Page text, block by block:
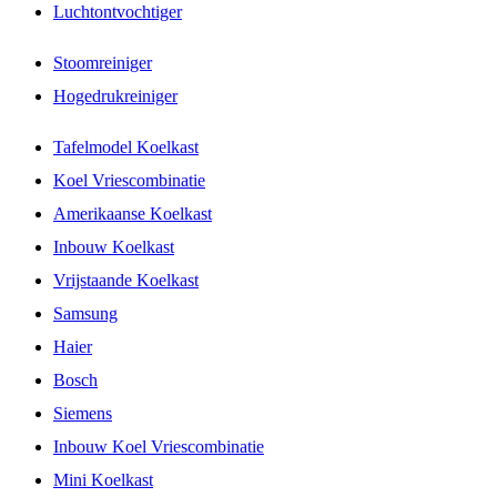
Luchtontvochtiger
Stoomreiniger
Hogedrukreiniger
Tafelmodel Koelkast
Koel Vriescombinatie
Amerikaanse Koelkast
Inbouw Koelkast
Vrijstaande Koelkast
Samsung
Haier
Bosch
Siemens
Inbouw Koel Vriescombinatie
Mini Koelkast